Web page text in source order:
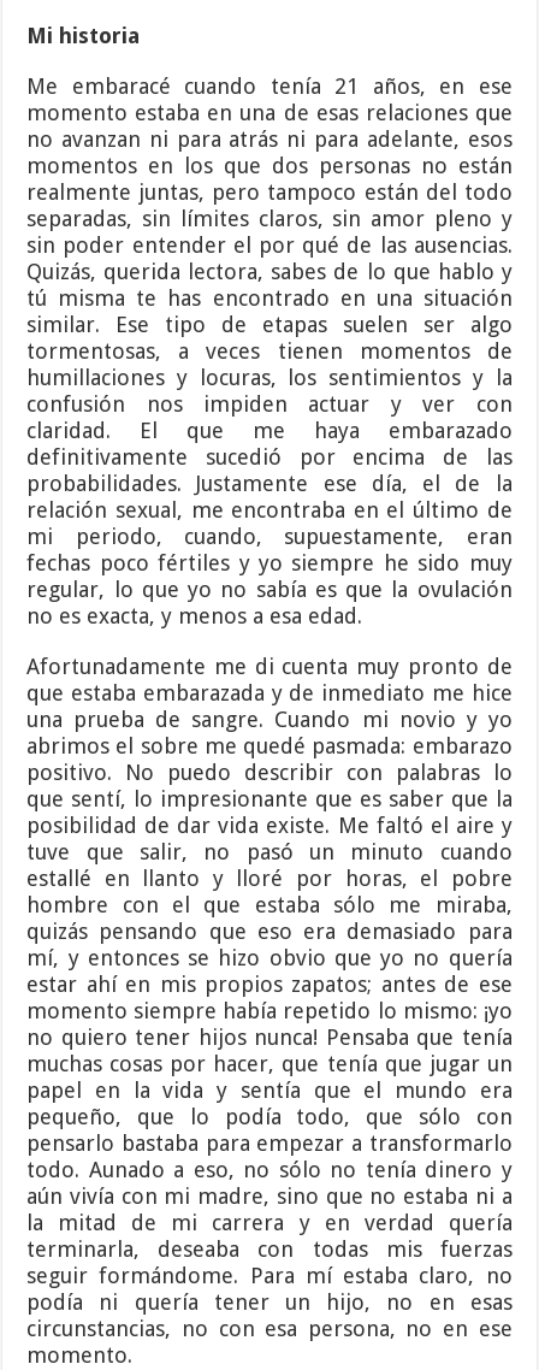
Mi historia
Me embaracé cuando tenía 21 años, en ese
momento estaba en una de esas relaciones que
no avanzan ni para atrás ni para adelante, esos
momentos en los que dos personas no están
realmente juntas, pero tampoco están del todo
separadas, sin límites claros, sin amor pleno y
sin poder entender el por qué de las ausencias.
Quizás, querida lectora, sabes de lo que hablo y
tú misma te has encontrado en una situación
similar. Ese tipo de etapas suelen ser algo
tormentosas, a veces tienen momentos de
humillaciones y locuras, los sentimientos y la
confusión nos impiden actuar y ver con
claridad. El que me haya embarazado
definitivamente sucedió por encima de las
probabilidades. Justamente ese día, el de la
relación sexual, me encontraba en el último de
mi periodo, cuando, supuestamente, eran
fechas poco fértiles y yo siempre he sido muy
regular, lo que yo no sabía es que la ovulación
no es exacta, y menos a esa edad.
Afortunadamente me di cuenta muy pronto de
que estaba embarazada y de inmediato me hice
una prueba de sangre. Cuando mi novio y yo
abrimos el sobre me quedé pasmada: embarazo
positivo. No puedo describir con palabras lo
que sentí, lo impresionante que es saber que la
posibilidad de dar vida existe. Me faltó el aire y
tuve que salir, no pasó un minuto cuando
estallé en llanto y lloré por horas, el pobre
hombre con el que estaba sólo me miraba,
quizás pensando que eso era demasiado para
mí, y entonces se hizo obvio que yo no quería
estar ahí en mis propios zapatos; antes de ese
momento siempre había repetido lo mismo: ¡yo
no quiero tener hijos nunca! Pensaba que tenía
muchas cosas por hacer, que tenía que jugar un
papel en la vida y sentía que el mundo era
pequeño, que lo podía todo, que sólo con
pensarlo bastaba para empezar a transformarlo
todo. Aunado a eso, no sólo no tenía dinero y
aún vivía con mi madre, sino que no estaba ni a
la mitad de mi carrera y en verdad quería
terminarla, deseaba con todas mis fuerzas
seguir formándome. Para mí estaba claro, no
podía ni quería tener un hijo, no en esas
circunstancias, no con esa persona, no en ese
momento.